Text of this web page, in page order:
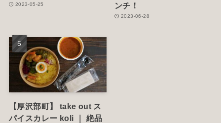
2023-05-25
ンチ！
2023-06-28
【厚沢部町】 take out ス
パイスカレー koli ｜ 絶品